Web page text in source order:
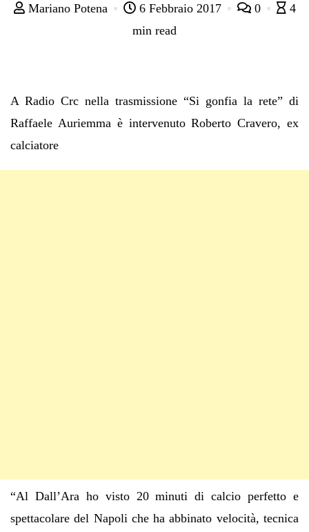
Mariano Potena 6 Febbraio 2017 0
4
min read
A Radio Crc nella trasmissione “Si gonfia la rete” di
Raffaele Auriemma è intervenuto Roberto Cravero, ex
calciatore
“Al Dall’Ara ho visto 20 minuti di calcio perfetto e
spettacolare del Napoli che ha abbinato velocità, tecnica